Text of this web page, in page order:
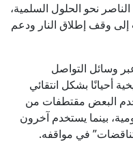
نحو الحلول السلمية،
وقف إطلاق النار ودعم
وسائل التواصل
أحيانًا بشكل انتقائي
البعض مقتطفات من
بينما يستخدم آخرون
في مواقفه.